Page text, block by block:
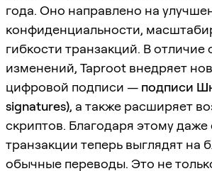
года. Оно направлено на
конфиденциальности,
гибкости транзакций. В
изменений, Taproot внедряет
цифровой подписи — подписи
signatures), а также расширяет
скриптов. Благодаря этому
транзакции теперь выглядят на
обычные переводы. Это не